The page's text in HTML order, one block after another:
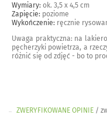
Wymiary: ok. 3,5 x 4,5 cm
Zapięcie: poziome
Wykończenie: ręcznie
Uwaga praktyczna: na
pęcherzyki powietrza, a
różnić się od zdjęć - bo to
ZWERYFIKOWANE OPINIE /